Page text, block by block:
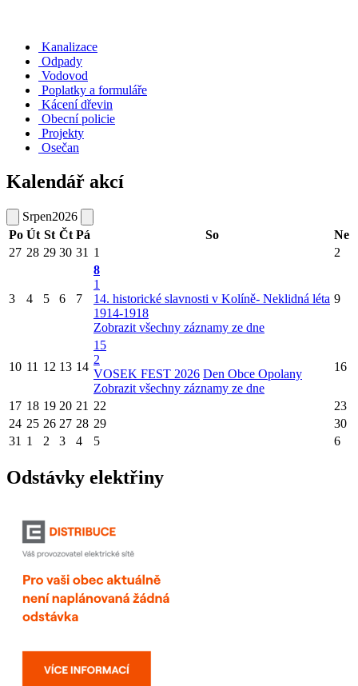
Kanalizace
Odpady
Vodovod
Poplatky a formuláře
Kácení dřevin
Obecní policie
Projekty
Osečan
Kalendář akcí
Srpen2026
Po Út St Čt Pá So
Ne
27 28 29 30 31 1 2
3 4 5 6 7
8
1
14. historické slavnosti v Kolíně- Neklidná léta
1914-1918
Zobrazit všechny záznamy ze dne
9
10 11 12 13 14
15
2
VOSEK FEST 2026 Den Obce Opolany
Zobrazit všechny záznamy ze dne
16
17 18 19 20 21 22
23
24 25 26 27 28 29
30
31 1 2 3 4 5 6
Odstávky elektřiny